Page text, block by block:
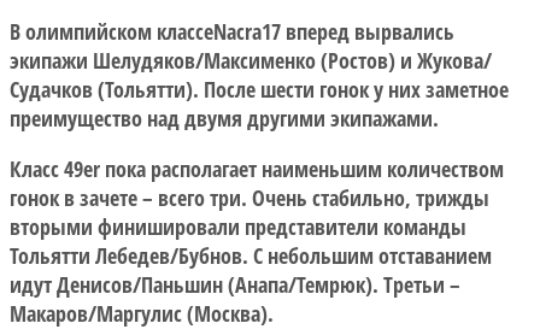
В олимпийском классеNacra17 вперед вырвались
экипажи Шелудяков/Максименко (Ростов) и Жукова/
Судачков (Тольятти). После шести гонок у них заметное
преимущество над двумя другими экипажами.
Класс 49er пока располагает наименьшим количеством
гонок в зачете – всего три. Очень стабильно, трижды
вторыми финишировали представители команды
Тольятти Лебедев/Бубнов. С небольшим отставанием
идут Денисов/Паньшин (Анапа/Темрюк). Третьи –
Макаров/Маргулис (Москва).